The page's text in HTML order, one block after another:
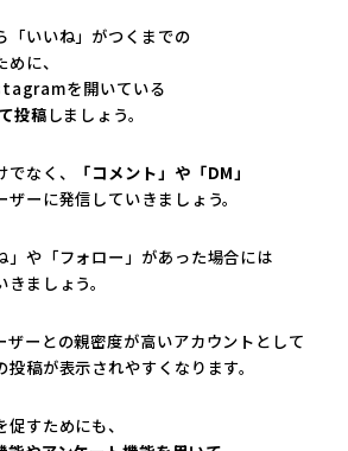
「いいね」がつくまでの
に、
を開いている
投稿 しましょう。
なく、
「コメント」や「DM」
ーに発信していきましょう。
」や「フォロー」があった場合には
ましょう。
ザーとの親密度が高いアカウントとして
稿が表示されやすくなります。
すためにも、